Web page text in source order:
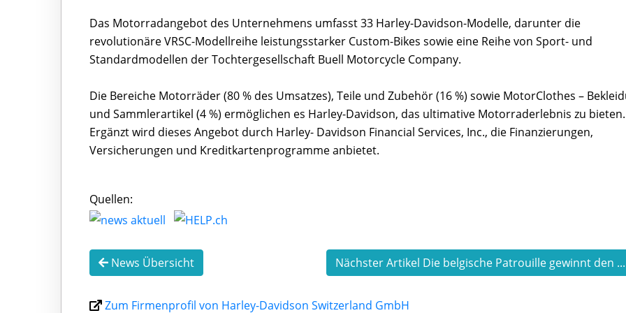
Das Motorradangebot des Unternehmens umfasst 33 Harley-Davidson-Modelle, darunter die
revolutionäre VRSC-Modellreihe leistungsstarker Custom-Bikes sowie eine Reihe von Sport- und
Standardmodellen der Tochtergesellschaft Buell Motorcycle Company.
Die Bereiche Motorräder (80 % des Umsatzes), Teile und Zubehör (16 %) sowie MotorClothes –
und Sammlerartikel (4 %) ermöglichen es Harley-Davidson, das ultimative Motorraderlebnis zu bieten.
Ergänzt wird dieses Angebot durch Harley- Davidson Financial Services, Inc., die Finanzierungen,
Versicherungen und Kreditkartenprogramme anbietet.
Quellen:
News Übersicht Nächster Artikel Die belgische Patrouille gewinnt den ...
Zum Firmenprofil von Harley-Davidson Switzerland GmbH